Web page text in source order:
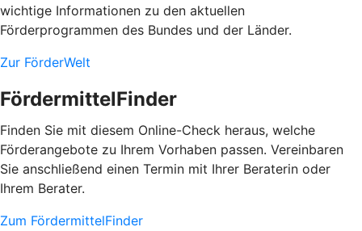
wichtige Informationen zu den aktuellen
Förderprogrammen des Bundes und der Länder.
Zur FörderWelt
FördermittelFinder
Finden Sie mit diesem Online-Check heraus, welche
Förderangebote zu Ihrem Vorhaben passen. Vereinbaren
Sie anschließend einen Termin mit Ihrer Beraterin oder
Ihrem Berater.
Zum FördermittelFinder